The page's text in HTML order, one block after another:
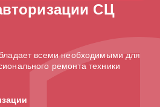
СЦ
всеми необходимыми для
ремонта техники